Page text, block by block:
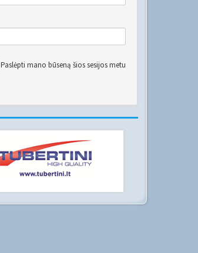
Paslėpti mano būseną šios sesijos metu